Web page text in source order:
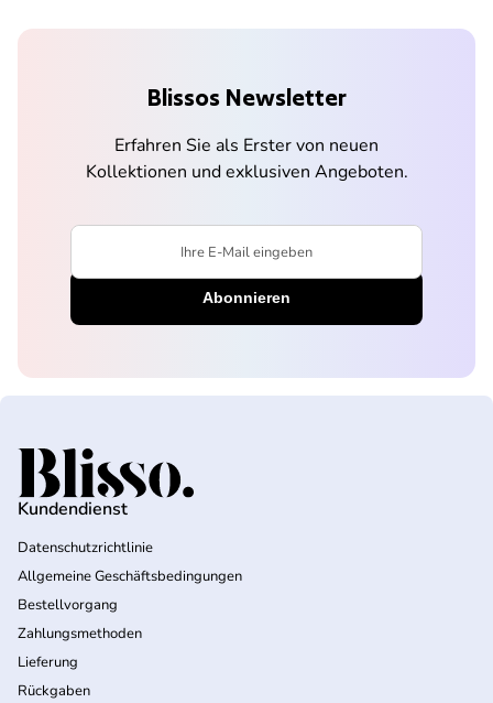
Blissos Newsletter
Erfahren Sie als Erster von neuen
Kollektionen und exklusiven Angeboten.
Ihre E-Mail eingeben
Startseite
Kundendienst
Datenschutzrichtlinie
Allgemeine Geschäftsbedingungen
Bestellvorgang
Zahlungsmethoden
Lieferung
Rückgaben